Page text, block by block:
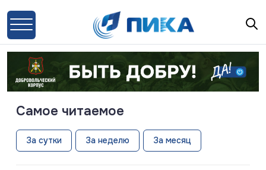
ПИКА — новостной портал
Самое читаемое
За сутки За неделю За месяц